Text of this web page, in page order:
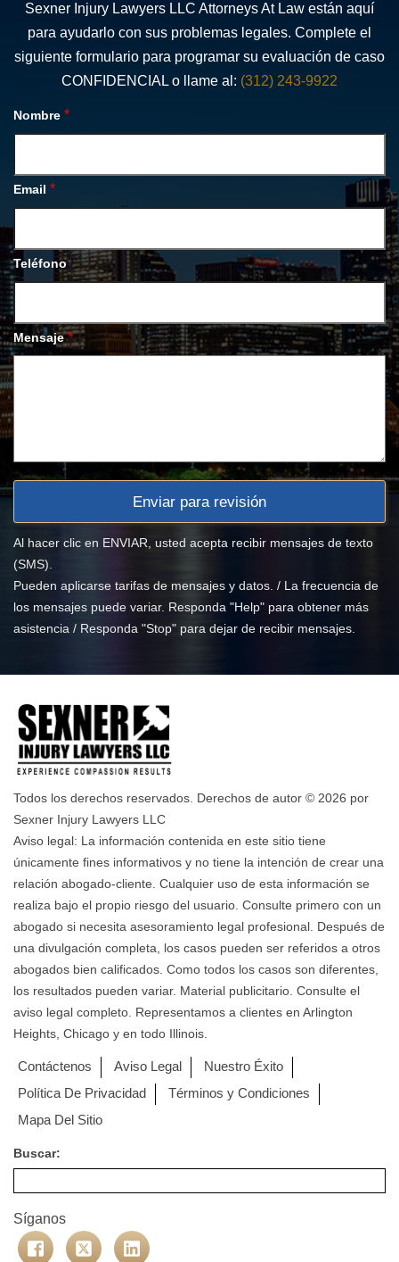
Sexner Injury Lawyers LLC Attorneys At Law están aquí
para ayudarlo con sus problemas legales. Complete el
siguiente formulario para programar su evaluación de caso
CONFIDENCIAL o llame al: (312) 243-9922
Nombre *
Email *
Teléfono
Mensaje *
Al hacer clic en ENVIAR, usted acepta recibir mensajes de texto
(SMS).
Pueden aplicarse tarifas de mensajes y datos. / La frecuencia de
los mensajes puede variar. Responda "Help" para obtener más
asistencia / Responda "Stop" para dejar de recibir mensajes.
Todos los derechos reservados. Derechos de autor © 2026 por
Sexner Injury Lawyers LLC
Aviso legal: La información contenida en este sitio tiene
únicamente fines informativos y no tiene la intención de crear una
relación abogado-cliente. Cualquier uso de esta información se
realiza bajo el propio riesgo del usuario. Consulte primero con un
abogado si necesita asesoramiento legal profesional. Después de
una divulgación completa, los casos pueden ser referidos a otros
abogados bien calificados. Como todos los casos son diferentes,
los resultados pueden variar. Material publicitario. Consulte el
aviso legal completo. Representamos a clientes en Arlington
Heights, Chicago y en todo Illinois.
Contáctenos Aviso Legal
Nuestro Éxito
Política De Privacidad
Términos y Condiciones
Mapa Del Sitio
Síganos
Buscar: